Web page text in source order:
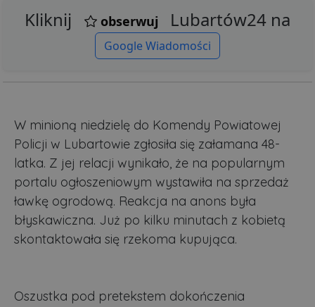
Kliknij obserwuj Lubartów24 na
Google Wiadomości
W minioną niedzielę do Komendy Powiatowej
Policji w Lubartowie zgłosiła się załamana 48-
latka. Z jej relacji wynikało, że na popularnym
portalu ogłoszeniowym wystawiła na sprzedaż
ławkę ogrodową. Reakcja na anons była
błyskawiczna. Już po kilku minutach z kobietą
skontaktowała się rzekoma kupująca.
Oszustka pod pretekstem dokończenia